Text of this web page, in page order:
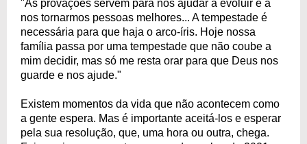
26/12/1995
"As provações servem para nos ajudar a evoluir e a
nos tornarmos pessoas melhores... A tempestade é
necessária para que haja o arco-íris. Hoje nossa
família passa por uma tempestade que não coube a
mim decidir, mas só me resta orar para que Deus nos
guarde e nos ajude."
Existem momentos da vida que não acontecem como
a gente espera. Mas é importante aceitá-los e esperar
pela sua resolução, que, uma hora ou outra, chega.